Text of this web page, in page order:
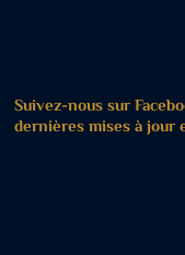
Suivez-nous sur
dernières mises à jour